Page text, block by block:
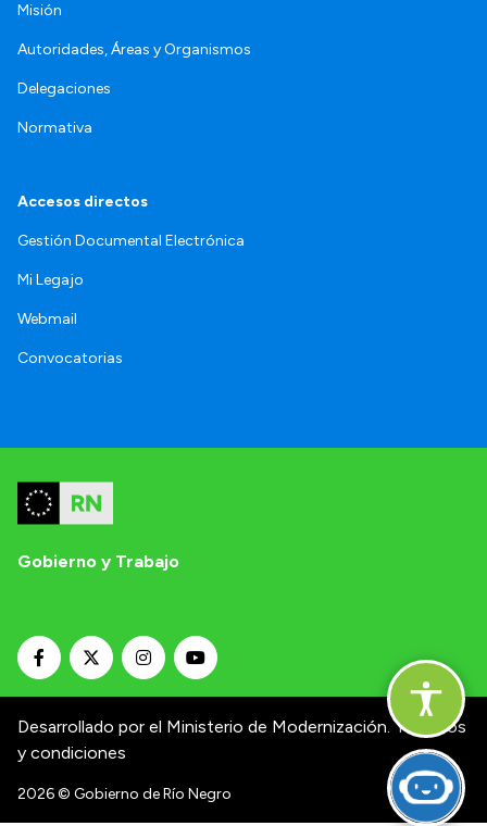
Misión
Autoridades, Áreas y Organismos
Delegaciones
Normativa
Accesos directos
Gestión Documental Electrónica
Mi Legajo
Webmail
Convocatorias
Gobierno y Trabajo
Desarrollado por el Ministerio de Modernización. Términos
y condiciones
2026© Gobierno de Río Negro